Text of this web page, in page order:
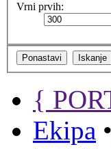
Vrni prvih:
{
Ekipa •